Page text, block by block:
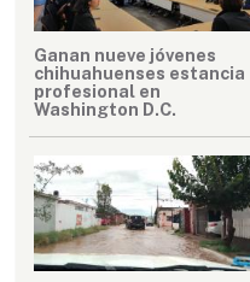
Ganan nueve jóvenes
chihuahuenses estancia
profesional en
Washington D.C.